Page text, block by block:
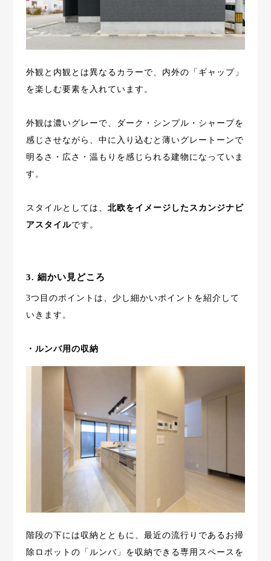
外観と内観とは異なるカラーで、内外の「ギャップ」
を楽しむ要素を入れています。
外観は濃いグレーで、ダーク・シンプル・シャープを
感じさせながら、中に入り込むと薄いグレートーンで
明るさ・広さ・温もりを感じられる建物になっていま
す。
スタイルとしては、 北欧をイメージしたスカンジナビ
アスタイルです。
3. 細かい見どころ
3つ目のポイントは、少し細かいポイントを紹介して
いきます。
・ルンバ用の収納
階段の下には収納とともに、最近の流行りであるお掃
除ロボットの「ルンバ」を収納できる専用スペースを